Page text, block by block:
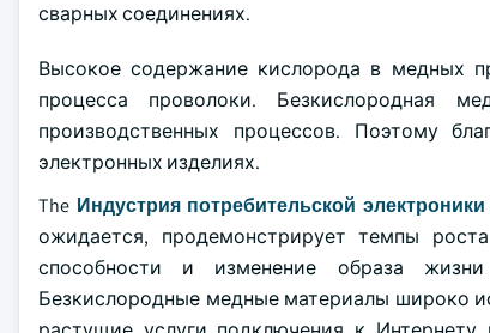
сварных соединениях.
Высокое содержание кислорода в медных
процесса проволоки. Безкислородная
производственных процессов. Поэтому
электронных изделиях.
The Индустрия потребительской электроники
ожидается, продемонстрирует темпы
способности и изменение образа жизни
Безкислородные медные материалы широко